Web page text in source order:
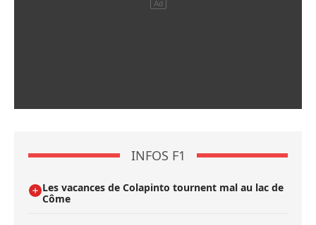
INFOS F1
Les vacances de Colapinto tournent mal au lac de
Côme